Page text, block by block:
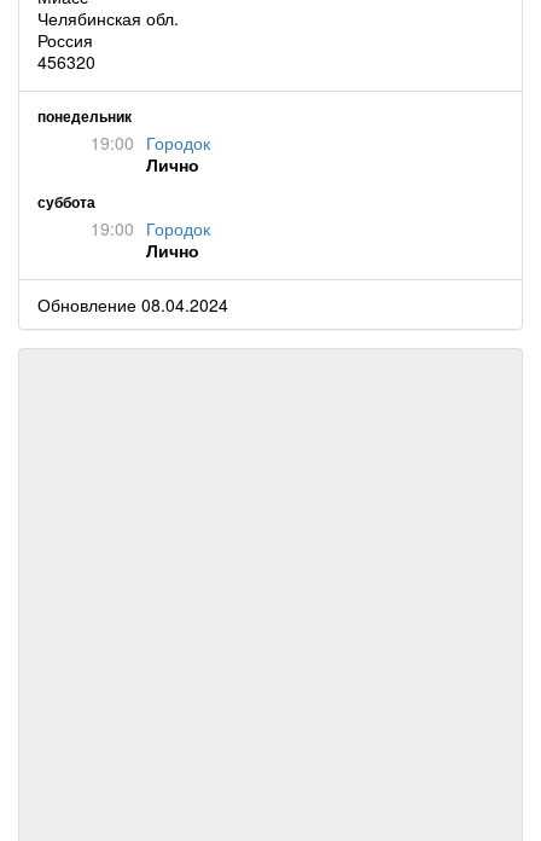
Челябинская обл.
Россия
456320
понедельник
19:00 Городок
Лично
суббота
19:00 Городок
Лично
Обновление 08.04.2024